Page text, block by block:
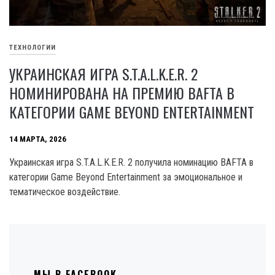
ТЕХНОЛОГИИ
УКРАИНСКАЯ ИГРА S.T.A.L.K.E.R. 2
НОМИНИРОВАНА НА ПРЕМИЮ BAFTA В
КАТЕГОРИИ GAME BEYOND ENTERTAINMENT
14 МАРТА, 2026
Украинская игра S.T.A.L.K.E.R. 2 получила номинацию BAFTA в
категории Game Beyond Entertainment за эмоциональное и
тематическое воздействие.